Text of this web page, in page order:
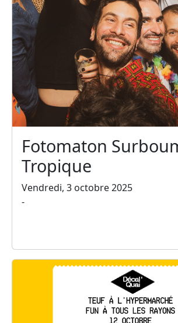
Fotomaton
Tropique
Vendredi, 3 octobre 2025
-